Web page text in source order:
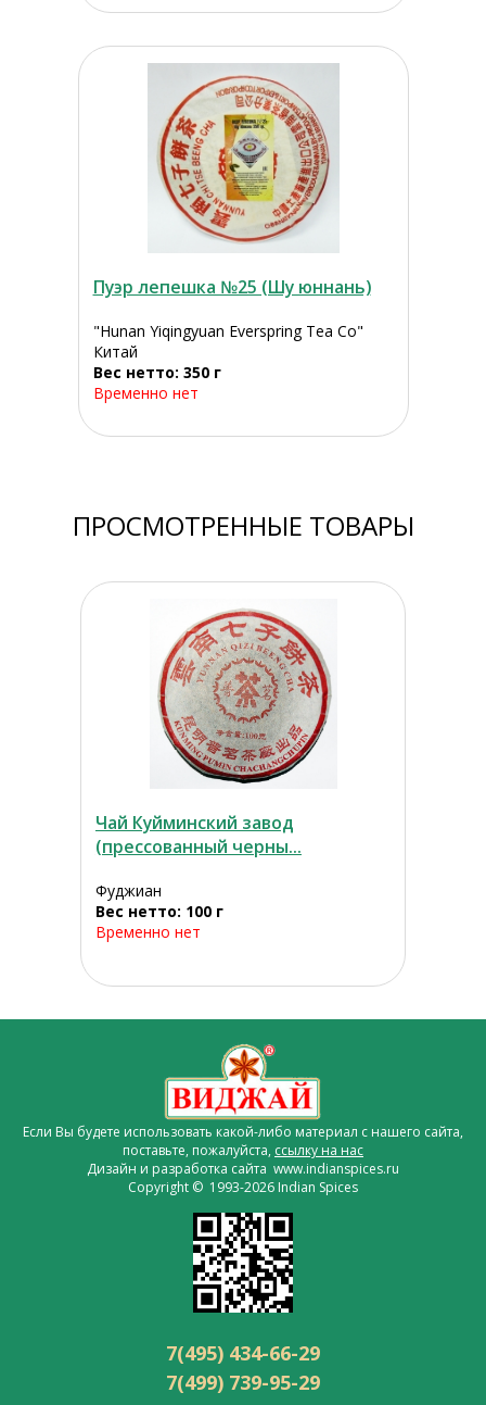
Пуэр лепешка №25 (Шу юннань)
"Hunan Yiqingyuan Everspring Tea Co"
Китай
Вес нетто: 350 г
Временно нет
ПРОСМОТРЕННЫЕ ТОВАРЫ
Чай Куйминский завод
(прессованный черны...
Фуджиан
Вес нетто: 100 г
Временно нет
Если Вы будете использовать какой-либо материал с нашего сайта,
поставьте, пожалуйста, ссылку на нас
Дизайн и разработка сайта www.indianspices.ru
Copyright © 1993-2026 Indian Spices
7(495) 434-66-29
7(499) 739-95-29